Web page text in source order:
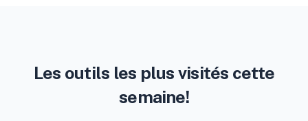
Les outils les plus visités cette
semaine!